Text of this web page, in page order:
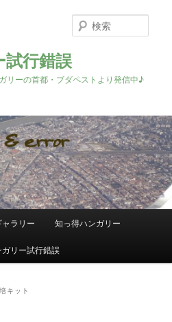
行錯誤
リーの首都・ブダペストより発信中♪
索
ラリー 知っ得ハンガリー
リー試行錯誤
キット